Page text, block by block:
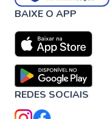
BAIXE O APP
REDES SOCIAIS